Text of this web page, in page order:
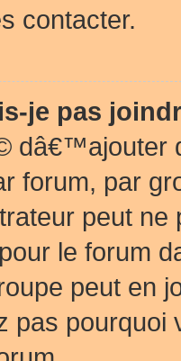
contacter.
je pas
dâ€™ajouter
forum, par
peut
le forum
peut en
pas pourquoi